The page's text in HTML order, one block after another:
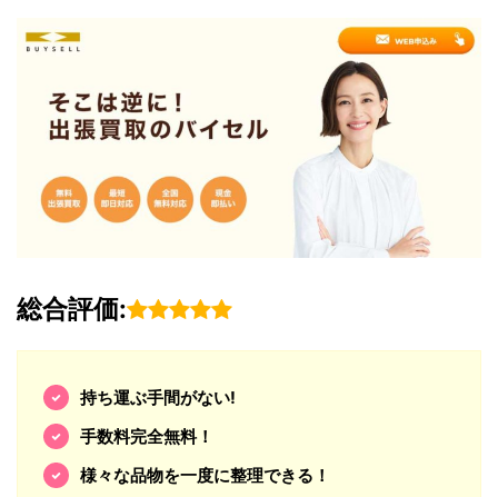
総合評価:
持ち運ぶ手間がない!
手数料完全無料！
様々な品物を一度に整理できる！